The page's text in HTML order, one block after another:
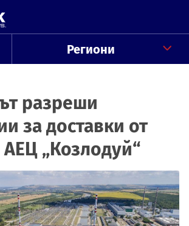
Региони
разреши
за доставки от
АЕЦ „Козлодуй“